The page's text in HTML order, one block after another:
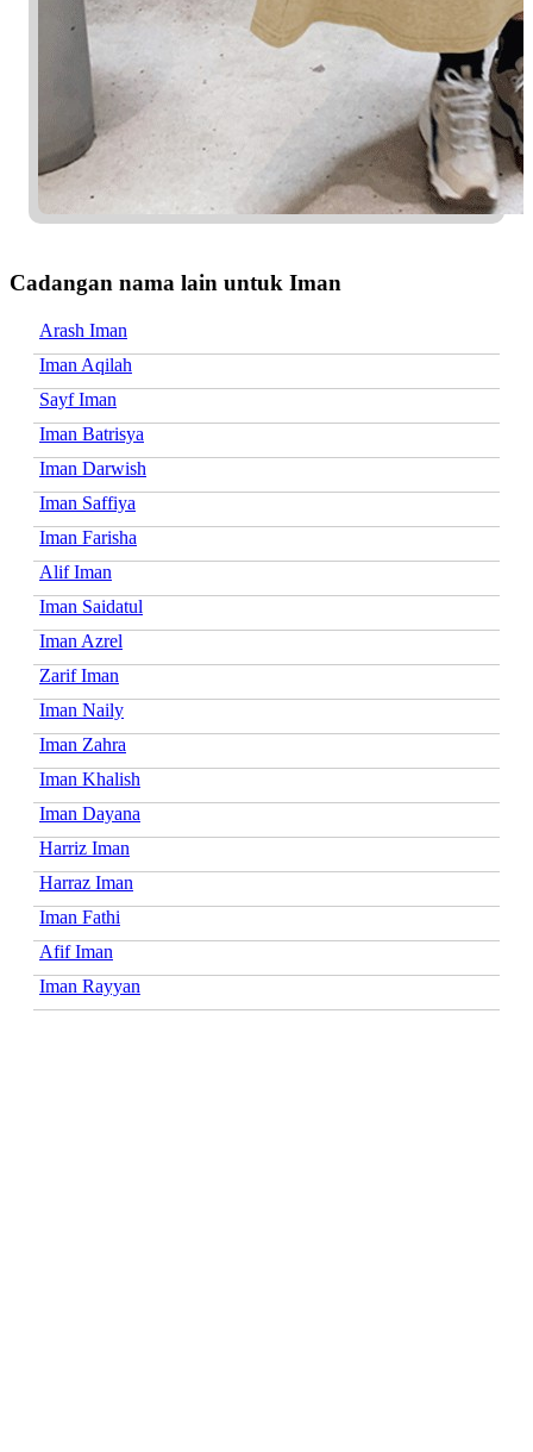
Cadangan nama lain untuk Iman
Arash Iman
Iman Aqilah
Sayf Iman
Iman Batrisya
Iman Darwish
Iman Saffiya
Iman Farisha
Alif Iman
Iman Saidatul
Iman Azrel
Zarif Iman
Iman Naily
Iman Zahra
Iman Khalish
Iman Dayana
Harriz Iman
Harraz Iman
Iman Fathi
Afif Iman
Iman Rayyan